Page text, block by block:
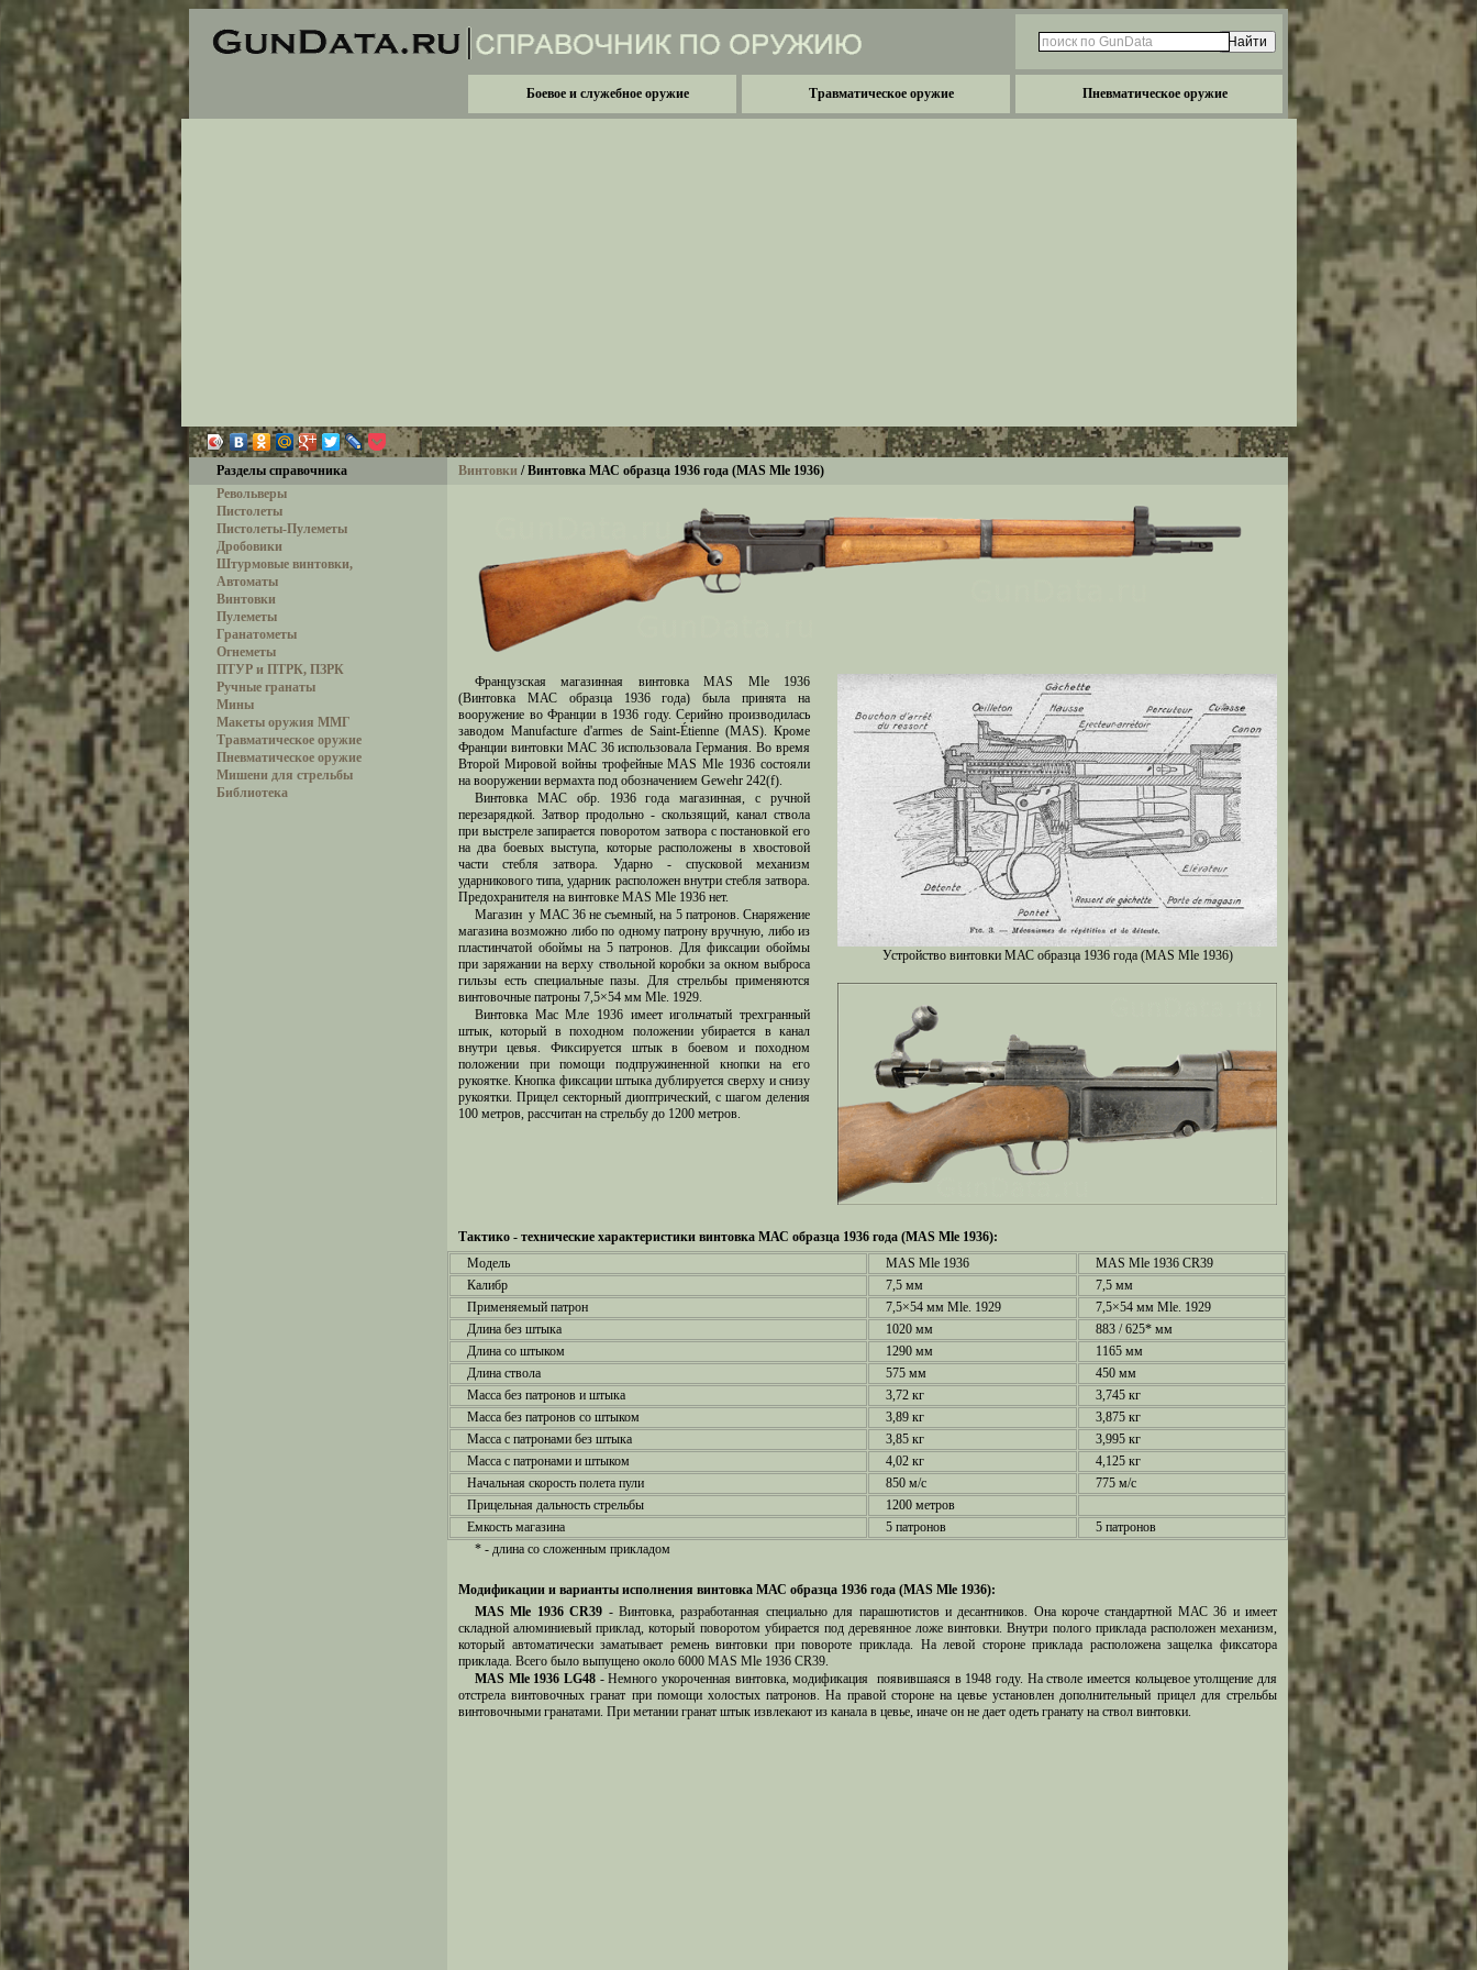
Боевое и служебное оружие Травматическое оружие Пневматическое оружие
Разделы справочника Винтовки /Винтовка МАС образца 1936 года (MAS Mle 1936)
Револьверы
Пистолеты
Пистолеты-Пулеметы
Дробовики
Штурмовые винтовки,
Автоматы
Винтовки
Пулеметы
Гранатометы
Огнеметы
ПТУР и ПТРК, ПЗРК
Ручные гранаты
Мины
Макеты оружия ММГ
Травматическое оружие
Пневматическое оружие
Мишени для стрельбы
Библиотека
Устройство винтовки МАС образца 1936 года (MAS Mle 1936)
Французская магазинная винтовка MAS Mle 1936
(Винтовка МАС образца 1936 года) была принята на
вооружение во Франции в 1936 году. Серийно производилась
заводом Manufacture d'armes de Saint-Étienne (MAS). Кроме
Франции винтовки МАС 36 использовала Германия. Во время
Второй Мировой войны трофейные MAS Mle 1936 состояли
на вооружении вермахта под обозначением Gewehr 242(f).
Винтовка МАС обр. 1936 года магазинная, с ручной
перезарядкой. Затвор продольно - скользящий, канал ствола
при выстреле запирается поворотом затвора с постановкой его
на два боевых выступа, которые расположены в хвостовой
части стебля затвора. Ударно - спусковой механизм
ударникового типа, ударник расположен внутри стебля затвора.
Предохранителя на винтовке MAS Mle 1936 нет.
Магазин у МАС 36 не съемный, на 5 патронов. Снаряжение
магазина возможно либо по одному патрону вручную, либо из
пластинчатой обоймы на 5 патронов. Для фиксации обоймы
при заряжании на верху ствольной коробки за окном выброса
гильзы есть специальные пазы. Для стрельбы применяются
винтовочные патроны 7,5×54 мм Mle. 1929.
Винтовка Мас Мле 1936 имеет игольчатый трехгранный
штык, который в походном положении убирается в канал
внутри цевья. Фиксируется штык в боевом и походном
положении при помощи подпружиненной кнопки на его
рукоятке. Кнопка фиксации штыка дублируется сверху и снизу
рукоятки. Прицел секторный диоптрический, с шагом деления
100 метров, рассчитан на стрельбу до 1200 метров.
Тактико - технические характеристики винтовка МАС образца 1936 года (MAS Mle 1936):
Модель
MAS Mle 1936
MAS Mle 1936 CR39
Калибр
7,5 мм
7,5 мм
Применяемый патрон
7,5×54 мм Mle. 1929
7,5×54 мм Mle. 1929
Длина без штыка
1020 мм
883 / 625* мм
Длина со штыком
1290 мм
1165 мм
Длина ствола
575 мм
450 мм
Масса без патронов и штыка
3,72 кг
3,745 кг
Масса без патронов со штыком
3,89 кг
3,875 кг
Масса с патронами без штыка
3,85 кг
3,995 кг
Масса с патронами и штыком
4,02 кг
4,125 кг
Начальная скорость полета пули
850 м/с
775 м/с
Прицельная дальность стрельбы
1200 метров
Емкость магазина
5 патронов
5 патронов
* - длина со сложенным прикладом
Модификации и варианты исполнения винтовка МАС образца 1936 года (MAS Mle 1936):
MAS Mle 1936 CR39 - Винтовка, разработанная специально для парашютистов и десантников. Она короче стандартной МАС 36 и имеет
складной алюминиевый приклад, который поворотом убирается под деревянное ложе винтовки. Внутри полого приклада расположен механизм,
который автоматически заматывает ремень винтовки при повороте приклада. На левой стороне приклада расположена защелка фиксатора
приклада. Всего было выпущено около 6000 MAS Mle 1936 CR39.
MAS Mle 1936 LG48 - Немного укороченная винтовка, модификация появившаяся в 1948 году. На стволе имеется кольцевое утолщение для
отстрела винтовочных гранат при помощи холостых патронов. На правой стороне на цевье установлен дополнительный прицел для стрельбы
винтовочными гранатами. При метании гранат штык извлекают из канала в цевье, иначе он не дает одеть гранату на ствол винтовки.